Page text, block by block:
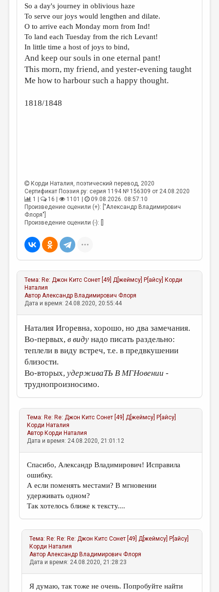
МАЛАЯ ПРОЗА
ЭССЕИСТИКА
ЛИТЕРАТУРОВЕДЕНИЕ
КУЛЬТУРОВЕДЕНИЕ
ПУБЛИЦИСТИКА
So a day's journey in oblivious haze
To serve our joys would lengthen and dilate.
O to arrive each Monday morn from Ind!
To land each Tuesday from the rich Levant!
In little time a host of joys to bind,
And keep our souls in one eternal pant!
This morn, my friend, and yester-evening taught
Me how to harbour such a happy thought.
1818/1848
Корди Наталия, поэтический перевод, 2020
Сертификат Поэзия.ру: серия 1194 № 156309 от 24.08.2020
1 |
16 | 1101 |
09.08.2026. 08:57:10
Произведение оценили (+): ["Александр Владимирович
Флоря"]
Произведение оценили (-): []
Тема: Re: Джон Китс Сонет [49] Д[жеймсу] P[айсу] Корди
Наталия
АвторАлександр Владимирович Флоря
Дата и время: 24.08.2020, 20:55:44
Наталия Игоревна, хорошо, но два замечания.
Во-первых,в виду надо писать раздельно:
теплели в виду встреч, т.е. в предвкушении
близости.
Во-вторых,удерживаТЬ В МГНовении -
труднопроизносимо.
Тема: Re: Re: Джон Китс Сонет [49] Д[жеймсу] P[айсу]
Корди Наталия
Автор Корди Наталия
Дата и время: 24.08.2020, 21:01:12
Спасибо, Александр Владимирович! Исправила
ошибку.
А если поменять местами? В мгновении
удерживать одном?
Так хотелось ближе к тексту....
Тема: Re: Re: Re: Джон Китс Сонет [49] Д[жеймсу] P[айсу]
Корди Наталия
АвторАлександр Владимирович Флоря
Дата и время: 24.08.2020, 21:28:23
Я думаю, так тоже не очень. Попробуйте найти